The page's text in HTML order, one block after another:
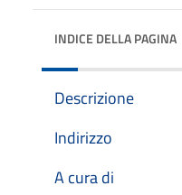
INDICE DELLA PAGINA
Descrizione
Indirizzo
A cura di